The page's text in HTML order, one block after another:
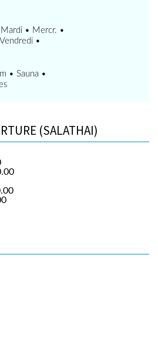
• Mercr. •
•
• Sauna •
(SALATHAI)